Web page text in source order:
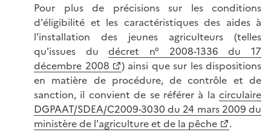
Pour plus de précisions sur les conditions
d'éligibilité et les caractéristiques des aides à
l'installation des jeunes agriculteurs (telles
qu'issues dudécret n° 2008-1336 du 17
décembre 2008
) ainsi que sur les dispositions
en matière de procédure, de contrôle et de
sanction, il convient de se référer à la circulaire
DGPAAT/SDEA/C2009-3030 du 24 mars 2009 du
ministère de l'agriculture et de la pêche
.